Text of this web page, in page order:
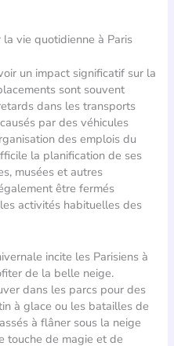
vie quotidienne à Paris
un impact significatif sur la
sont souvent
dans les transports
par des véhicules
des emplois du
la planification de ses
musées et autres
être fermés
activités habituelles des
incite les Parisiens à
de la belle neige.
dans les parcs pour des
à glace ou les batailles de
à flâner sous la neige
touche de magie et de